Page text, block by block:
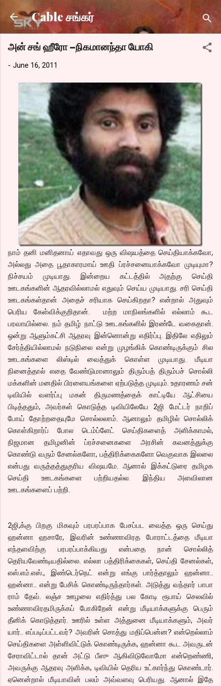
Skip to main content
Cable சங்கர்
அன் சங் ஹீரோ –நிகமானந்தா யோகி
- June 16, 2011
நாம் தனி மனிதனாய் எதாவது ஒரு விஷயத்தை செய்தியாக்கவோ,
அல்லது அதை பூதாகாரமாய் ஊதி ப்ரச்சனையாக்கவோ முடியுமா?
நிச்சயம் முடியாது. இன்றைய கட்டத்தில் அதற்கு செய்தி
ஊடகங்களின் ஆதரவில்லாமல் எதுவும் செய்ய முடியாது. சரி செய்தி
ஊடகங்கள்தான் அதைச் சரியாக செய்கிறதா? என்றால் அதுவும்
பெரிய கேள்விக்குறிதான். மற்ற மாநிலங்களில் எல்லாம் கூட
பரவாயில்லை. நம் தமிழ் நாட்டு ஊடகங்களில் இரண்டே வகைதான்.
ஒன்று ஆளும்கட்சி ஆதரவு இன்னொன்று எதிர்ப்பு. இதிலே எதிலும்
சேர்த்தியில்லாமல் நடுநிலை என்று முழங்கிக் கொண்டிருக்கும் சில
ஊடகங்களை லிஸ்டில் வைத்துக் கொள்ள முடியாது. மீடியா
நினைத்தால் எதை வேண்டுமானாலும் திரும்பத் திரும்பச் சொல்லி
மக்களின் மனதில் பிரளையங்களை ஏற்படுத்த முடியும். உதாரணம் சன்
டிவியில் வளர்ப்பு மகன் திருமணத்தைக் காட்டியே ஆட்சியை
பிடித்ததும், அவர்கள் கொடுத்த டிவியிலேயே 2ஜி மேட்டர் நாறிப்
போய் தோற்றதையுமே சொல்லலாம். ஆனாலும் தமிழில் சொல்லிக்
கொள்கிறார்ப் போல டெம்ப்ளேட் செய்திகளைத் அளிக்காமல்,
நிஜமான தமிழனின் ப்ரச்சனைகளை அரசின் கவனத்துக்கு
கொண்டு வரும் சேனல்களோ, பத்திரிக்கைகளோ வெகுவாக இலலை
என்பது வருத்தத்துகுரிய விஷயமே. ஆனால் இக்கட்டுரை தமிழக
செய்தி ஊடகங்களை பற்றியதல்ல. இந்திய அளவிலான
ஊடகங்களைப் பற்றி.
2ஜி,க்கு பிறகு மிகவும் பரபரப்பாக பேசப்பட வைத்த ஒரு செய்து
ஹன்னா ஹசாரே, இவரின் உண்ணாவிரத போராட்டத்தை மீடியா
எந்தளவிற்கு பரபரப்பாக்கியது என்பதை நான் சொல்லித்
தெரியவேண்டியதில்லை. எல்லா பத்திரிக்கைகள், செய்தி சேனல்கள்,
எஸ்.எம்.எஸ்., இண்டெர்நெட் என்று எங்கு பார்த்தாலும் ஹன்னா..
ஹன்னா.. என்று பேசிக் கொண்டிருந்தார்கள். அடுத்து வந்தார் பாபா
ராம் தேவ். லஞ்ச ஊழலை எதிர்த்து பல கோடி ரூபாய் செலவில்
உண்ணாவிரதமிருக்கப் போகிறேன் என்று மீடியாக்களுக்கு பெரும்
தீனிக் கொடுத்தார். ஊரில் உள்ள அத்துனை மீடியாக்களும், அவர்
யார்.. எப்படிப்பட்டவர்? அவரின் சொத்து மதிப்பென்ன? என்றெல்லாம்
செய்திகளை அள்ளிவிட்டுக் கொண்டிருக்க, ஹன்னா கூட அவருடன்
சேராவிட்டால் தான் அட்டு பீஸு ஆகிவிடுவோமோ என்றெண்ணி,
அவருக்கு ஆதரவு அளிக்க, டிவியில் தெரிய உட்கார்ந்து கொண்டார்.
ஏனென்றால் மீடியாவின் பலம் அவ்வளவு பெரியது. ஆனால் இதே